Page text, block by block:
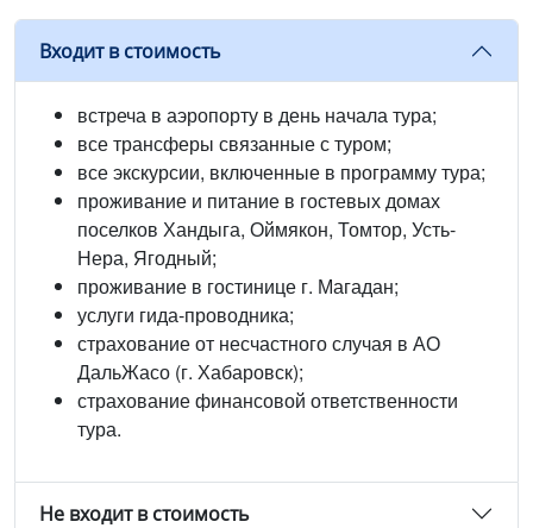
Входит в стоимость
встреча в аэропорту в день начала тура;
все трансферы связанные с туром;
все экскурсии, включенные в программу тура;
проживание и питание в гостевых домах
поселков Хандыга, Оймякон, Томтор, Усть-
Нера, Ягодный;
проживание в гостинице г. Магадан;
услуги гида-проводника;
страхование от несчастного случая в АО
ДальЖасо (г. Хабаровск);
страхование финансовой ответственности
тура.
Не входит в стоимость